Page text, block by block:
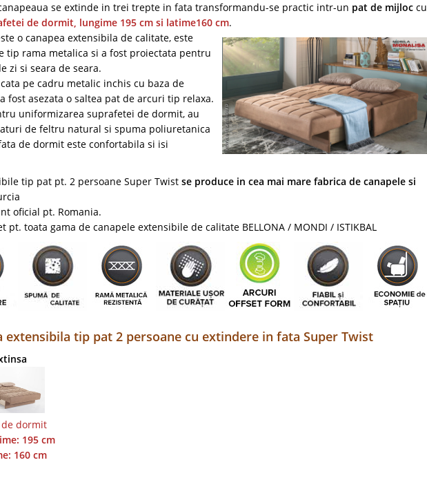
se extinde in trei trepte in fata transformandu-se practic intr-un pat de mijloc cu
de dormit, lungime 195 cm si latime160 cm.
o canapea extensibila de calitate, este
tip rama metalica si a fost proiectata pentru
zi si seara de seara.
pe cadru metalic inchis cu baza de
fost asezata o saltea pat de arcuri tip relaxa.
uniformizarea suprafetei de dormit, au
de feltru natural si spuma poliuretanica
de dormit este confortabila si isi
tip pat pt. 2 persoane Super Twist se produce in cea mai mare fabrica de canapele si
oficial pt. Romania.
pt. toata gama de canapele extensibile de calitate BELLONA / MONDI / ISTIKBAL
extensibila tip pat 2 persoane cu extindere in fata Super Twist
de dormit
195 cm
160 cm